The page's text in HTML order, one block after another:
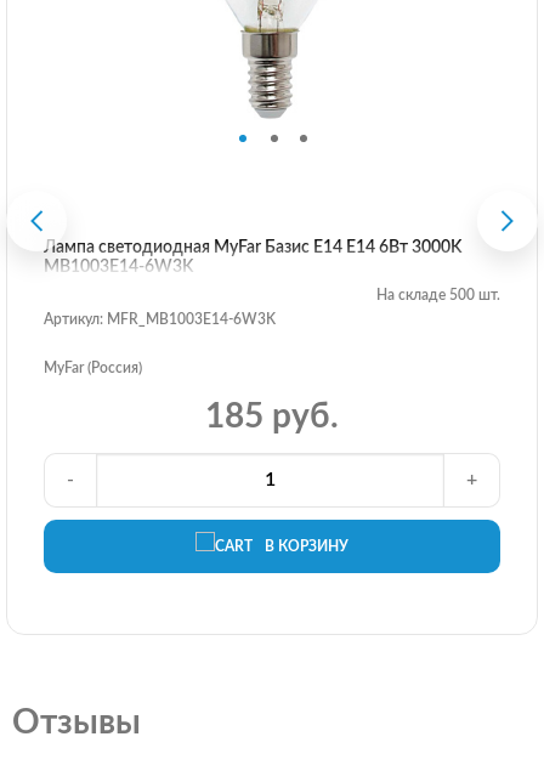
Лампа светодиодная MyFar Базис E14 E14 6Вт 3000K
MB1003E14-6W3K
На складе 500 шт.
Артикул: MFR_MB1003E14-6W3K
MyFar (Россия)
185 руб.
В КОРЗИНУ
- +
Отзывы